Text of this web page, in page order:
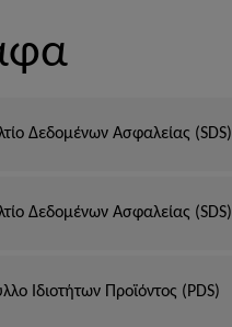
Δεδομένων Ασφαλείας (SDS)
Δεδομένων Ασφαλείας (SDS)
Ιδιοτήτων Προϊόντος (PDS)